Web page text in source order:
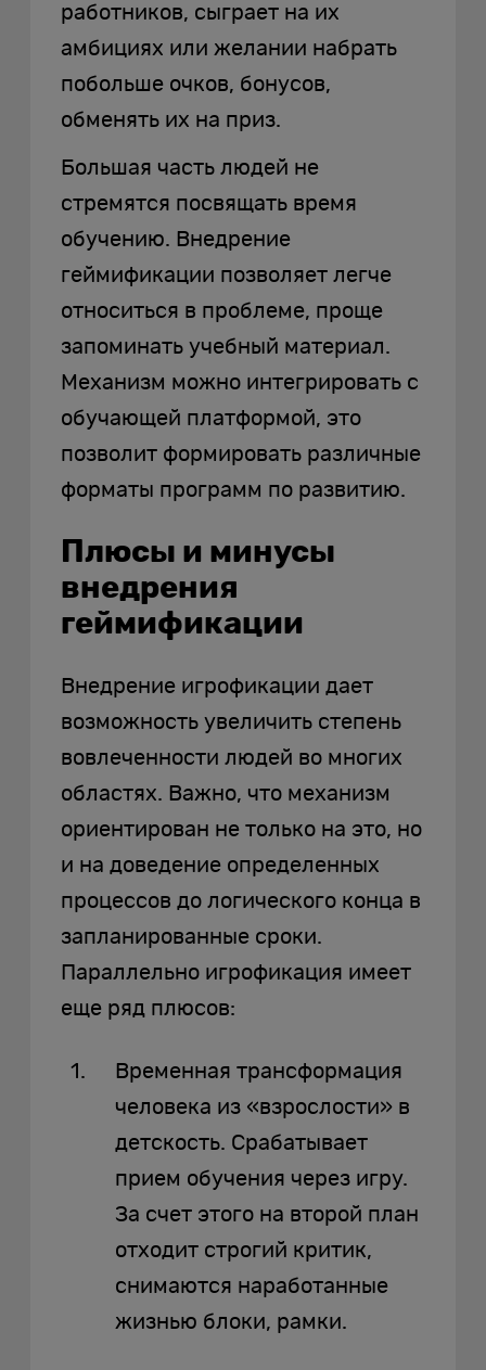
работников, сыграет на их
амбициях или желании набрать
побольше очков, бонусов,
обменять их на приз.
Большая часть людей не
стремятся посвящать время
обучению. Внедрение
геймификации позволяет легче
относиться в проблеме, проще
запоминать учебный материал.
Механизм можно интегрировать с
обучающей платформой, это
позволит формировать различные
форматы программ по развитию.
Плюсы и минусы
внедрения
геймификации
Внедрение игрофикации дает
возможность увеличить степень
вовлеченности людей во многих
областях. Важно, что механизм
ориентирован не только на это, но
и на доведение определенных
процессов до логического конца в
запланированные сроки.
Параллельно игрофикация имеет
еще ряд плюсов:
Временная трансформация
человека из «взрослости» в
детскость. Срабатывает
прием обучения через игру.
За счет этого на второй план
отходит строгий критик,
снимаются наработанные
жизнью блоки, рамки.